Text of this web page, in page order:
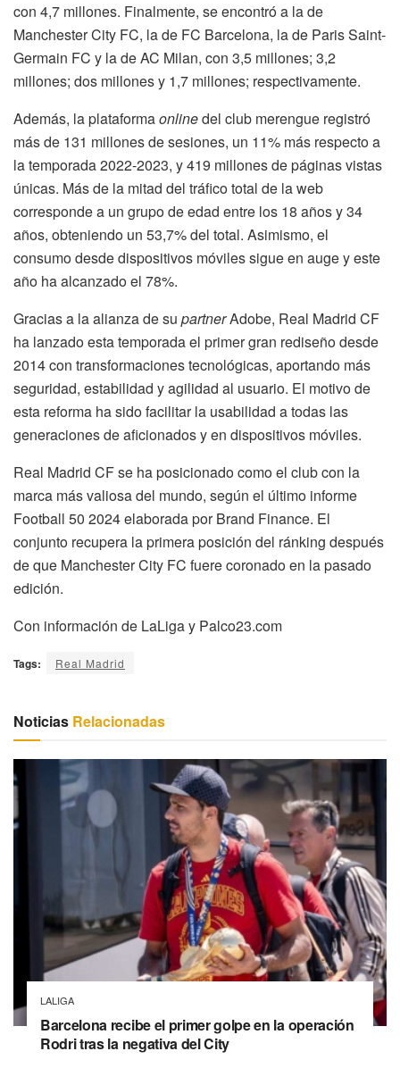
con 4,7 millones. Finalmente, se encontró a la de
Manchester City FC, la de FC Barcelona, la de Paris Saint-
Germain FC y la de AC Milan, con 3,5 millones; 3,2
millones; dos millones y 1,7 millones; respectivamente.
Además, la plataformaonlinedel club merengue registró
más de 131 millones de sesiones, un 11% más respecto a
la temporada 2022-2023, y 419 millones de páginas vistas
únicas. Más de la mitad del tráfico total de la web
corresponde a un grupo de edad entre los 18 años y 34
años, obteniendo un 53,7% del total. Asimismo, el
consumo desde dispositivos móviles sigue en auge y este
año ha alcanzado el 78%.
Gracias a la alianza de su partnerAdobe, Real Madrid CF
ha lanzado esta temporada el primer gran rediseño desde
2014 con transformaciones tecnológicas, aportando más
seguridad, estabilidad y agilidad al usuario. El motivo de
esta reforma ha sido facilitar la usabilidad a todas las
generaciones de aficionados y en dispositivos móviles.
Real Madrid CF se ha posicionado como el club con la
marca más valiosa del mundo, según el último informe
Football 50 2024 elaborada por Brand Finance. El
conjunto recupera la primera posición del ránking después
de que Manchester City FC fuere coronado en la pasado
edición.
Con información de LaLiga y Palco23.com
Tags: Real Madrid
Noticias Relacionadas
LALIGA
Barcelona recibe el primer golpe en la operación
Rodri tras la negativa del City